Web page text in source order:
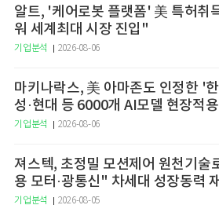
알트, '케어로봇 플랫폼' 美 특허취
워 세계최대 시장 진입"
기업분석 2026-08-06
마키나락스, 美 아마존도 인정한 '
성·현대 등 6000개 AI모델 현장적용
기업분석 2026-08-06
져스텍, 초정밀 모션제어 원천기술
용 모터·광통신" 차세대 성장동력
기업분석 2026-08-05